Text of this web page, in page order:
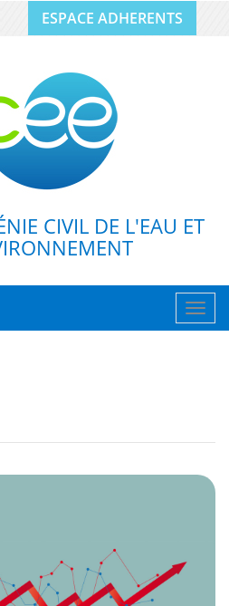
ESPACE ADHERENTS
CIVIL DE L'EAU ET